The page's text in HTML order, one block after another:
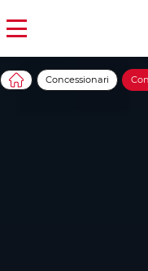
Concessionari